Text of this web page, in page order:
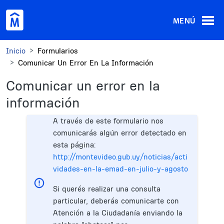
MENÚ
Inicio
Formularios
Comunicar Un Error En La Información
Comunicar un error en la
información
A través de este formulario nos
comunicarás algún error detectado en
esta página:
http://montevideo.gub.uy/noticias/acti
vidades-en-la-emad-en-julio-y-agosto
Si querés realizar una consulta
particular, deberás comunicarte con
Atención a la Ciudadanía enviando la